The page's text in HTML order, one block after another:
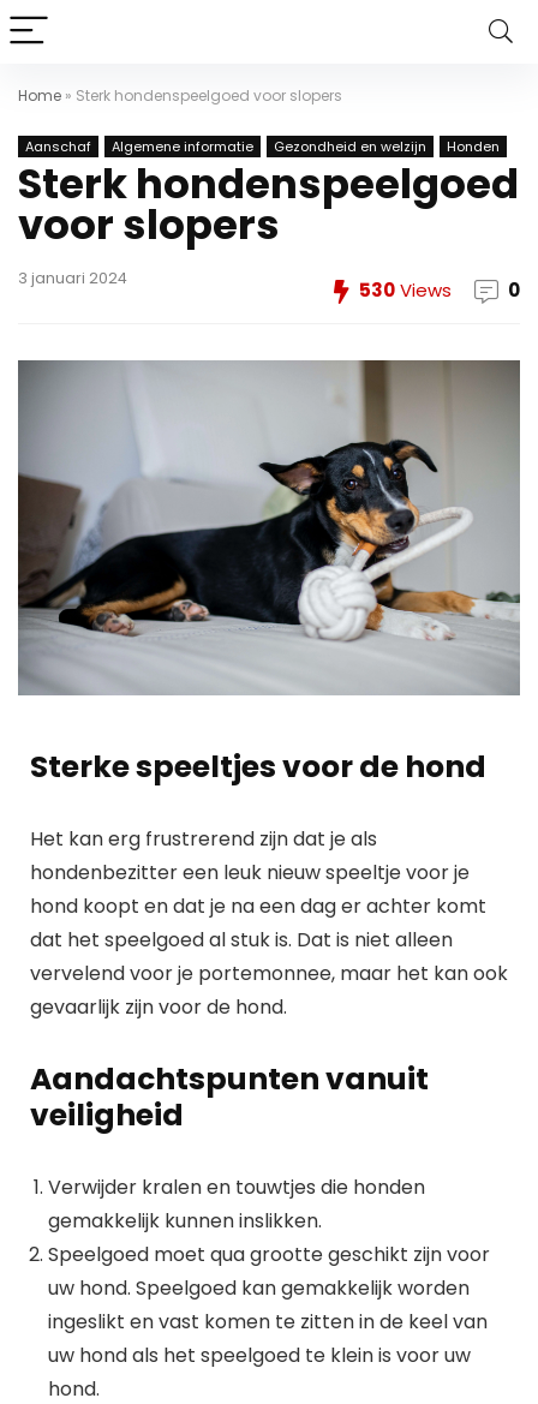
Home » Sterk hondenspeelgoed voor slopers
Aanschaf Algemene informatie Gezondheid en welzijn Honden
Sterk hondenspeelgoed
voor slopers
3 januari 2024 530Views 0
Sterke speeltjes voor de hond
Het kan erg frustrerend zijn dat je als
hondenbezitter een leuk nieuw speeltje voor je
hond koopt en dat je na een dag er achter komt
dat het speelgoed al stuk is. Dat is niet alleen
vervelend voor je portemonnee, maar het kan ook
gevaarlijk zijn voor de hond.
Aandachtspunten vanuit
veiligheid
Verwijder kralen en touwtjes die honden
gemakkelijk kunnen inslikken.
Speelgoed moet qua grootte geschikt zijn voor
uw hond. Speelgoed kan gemakkelijk worden
ingeslikt en vast komen te zitten in de keel van
uw hond als het speelgoed te klein is voor uw
hond.